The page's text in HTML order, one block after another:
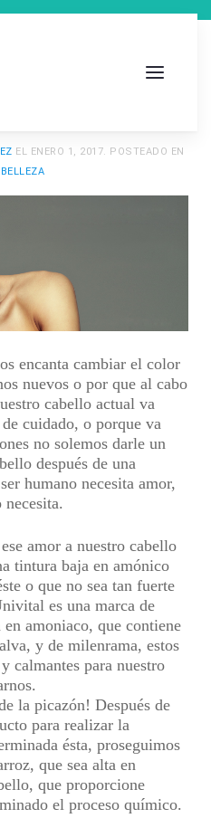
EL ENERO 1, 2017. POSTEADO EN
encanta cambiar el color
nuevos o por que al cabo
cabello actual va
cuidado, o porque va
no solemos darle un
después de una
humano necesita amor,
amor a nuestro cabello
tintura baja en amónico
o que no sea tan fuerte
es una marca de
amoniaco, que contiene
y de milenrama, estos
calmantes para nuestro
la picazón! Después de
para realizar la
ésta, proseguimos
que sea alta en
, que proporcione
el proceso químico.